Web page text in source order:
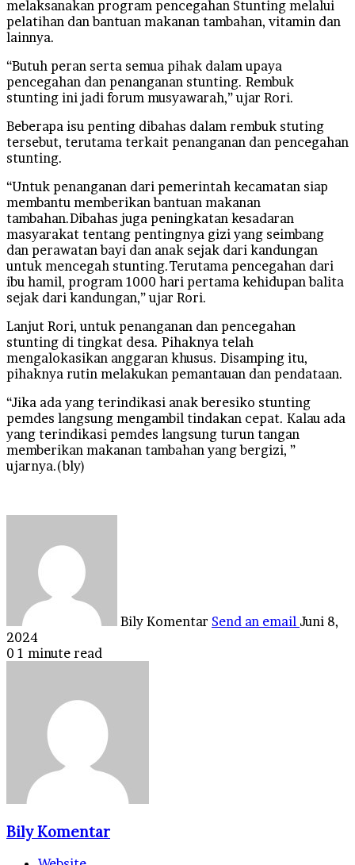
melaksanakan program pencegahan Stunting melalui
pelatihan dan bantuan makanan tambahan, vitamin dan
lainnya.
“Butuh peran serta semua pihak dalam upaya
pencegahan dan penanganan stunting. Rembuk
stunting ini jadi forum musyawarah,” ujar Rori.
Beberapa isu penting dibahas dalam rembuk stuting
tersebut, terutama terkait penanganan dan pencegahan
stunting.
“Untuk penanganan dari pemerintah kecamatan siap
membantu memberikan bantuan makanan
tambahan.Dibahas juga peningkatan kesadaran
masyarakat tentang pentingnya gizi yang seimbang
dan perawatan bayi dan anak sejak dari kandungan
untuk mencegah stunting.Terutama pencegahan dari
ibu hamil, program 1000 hari pertama kehidupan balita
sejak dari kandungan,” ujar Rori.
Lanjut Rori, untuk penanganan dan pencegahan
stunting di tingkat desa. Pihaknya telah
mengalokasikan anggaran khusus. Disamping itu,
pihaknya rutin melakukan pemantauan dan pendataan.
“Jika ada yang terindikasi anak beresiko stunting
pemdes langsung mengambil tindakan cepat. Kalau ada
yang terindikasi pemdes langsung turun tangan
memberikan makanan tambahan yang bergizi, ”
ujarnya.(bly)
Bily Komentar Send an email Juni 8,
2024
0 1 minute read
Bily Komentar